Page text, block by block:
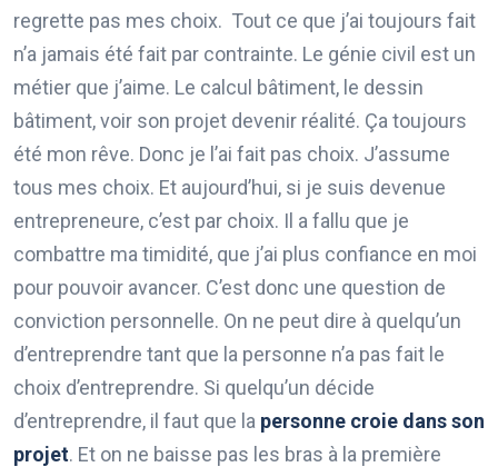
regrette pas mes choix. Tout ce que j’ai toujours fait
n’a jamais été fait par contrainte. Le génie civil est un
métier que j’aime. Le calcul bâtiment, le dessin
bâtiment, voir son projet devenir réalité. Ça toujours
été mon rêve. Donc je l’ai fait pas choix. J’assume
tous mes choix. Et aujourd’hui, si je suis devenue
entrepreneure, c’est par choix. Il a fallu que je
combattre ma timidité, que j’ai plus confiance en moi
pour pouvoir avancer. C’est donc une question de
conviction personnelle. On ne peut dire à quelqu’un
d’entreprendre tant que la personne n’a pas fait le
choix d’entreprendre. Si quelqu’un décide
d’entreprendre, il faut que la personne croie dans son
projet. Et on ne baisse pas les bras à la première